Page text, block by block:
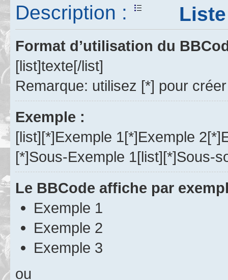
Description : Liste
Format d’utilisation du
[list]texte[/list]
Remarque: utilisez [*] pour
Exemple :
[list][*]Exemple 1[*]Exemple
[*]Sous-Exemple 1[list][*]Sous-
Le BBCode affiche par
Exemple 1
Exemple 2
Exemple 3
ou